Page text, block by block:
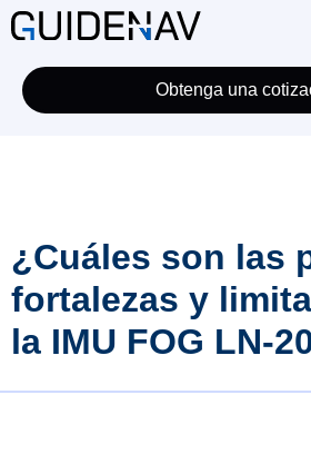
Obtenga una
¿Cuáles son las
fortalezas y
la IMU FOG LN-